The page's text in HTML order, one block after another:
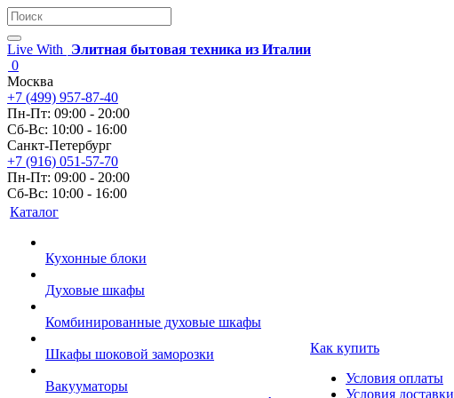
Live With
Элитная бытовая техника из Италии
0
Москва
+7 (499) 957-87-40
Пн-Пт: 09:00 - 20:00
Сб-Вс: 10:00 - 16:00
Санкт-Петербург
+7 (916) 051-57-70
Пн-Пт: 09:00 - 20:00
Сб-Вс: 10:00 - 16:00
Каталог
Кухонные блоки
Духовые шкафы
Комбинированные духовые шкафы
Шкафы шоковой заморозки
Вакууматоры
Как купить
Условия оплаты
Условия доставки